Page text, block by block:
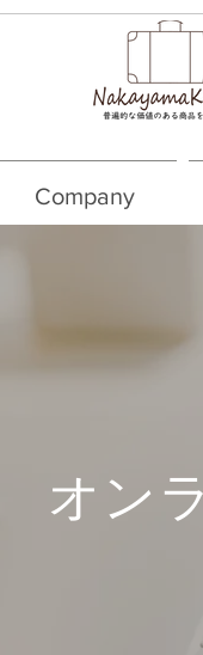
Company
オン